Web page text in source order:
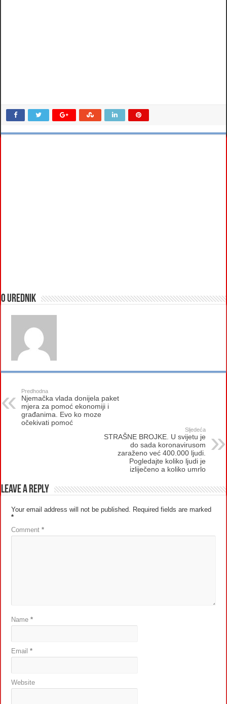
O urednik
Predhodna
Njemačka vlada donijela paket
mjera za pomoć ekonomiji i
građanima. Evo ko moze
očekivati pomoć
Sljedeća
STRAŠNE BROJKE. U svijetu je
do sada koronavirusom
zaraženo već 400.000 ljudi.
Pogledajte koliko ljudi je
izliječeno a koliko umrlo
Leave a Reply
Your email address will not be published.
Required fields are marked
*
Comment*
Name*
Email*
Website